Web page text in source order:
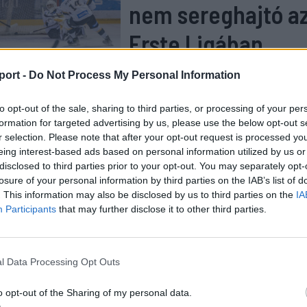
- Do Not Process My Personal Information
opt-out of the sale, sharing to third parties, or processing of your
for targeted advertising by us, please use the below opt-out
selection. Please note that after your opt-out request is processed
interest-based ads based on personal information utilized by us
to third parties prior to your opt-out. You may separately
of your personal information by third parties on the IAB’s list of
This information may also be disclosed by us to third parties on the
Participants that may further disclose it to other third parties.
Data Processing Opt Outs
opt-out of the Sharing of my personal data.
nem sereghajtó
Erste Ligában
után elhittük, hogy milyen jók vagyunk.
támadó szellemben. Nem olyan rég Kangyal
edző utálja az oda-vissza játékot. Ez így is van.
eléggé, és egyszerűen csak támadtunk,
nem volt védekezésünk, kaptunk hat gólt húsz
jobbak vagyunk, mint amit az első játékrészben